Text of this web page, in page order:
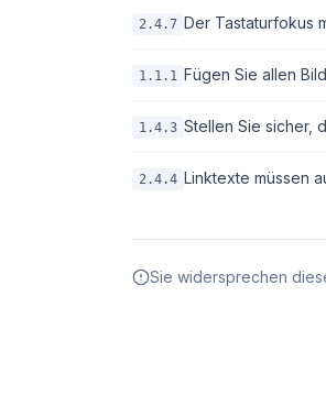
2.4.7 Der Tastaturfokus
1.1.1 Fügen Sie allen
1.4.3 Stellen Sie sicher,
2.4.4 Linktexte müssen
Sie widersprechen